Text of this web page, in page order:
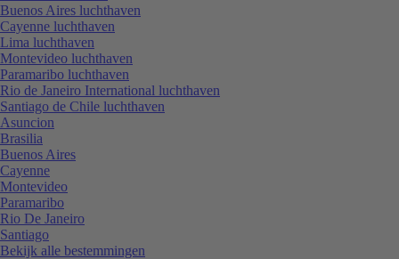
Buenos Aires luchthaven
Cayenne luchthaven
Lima luchthaven
Montevideo luchthaven
Paramaribo luchthaven
Rio de Janeiro International luchthaven
Santiago de Chile luchthaven
Asuncion
Brasilia
Buenos Aires
Cayenne
Montevideo
Paramaribo
Rio De Janeiro
Santiago
Bekijk alle bestemmingen